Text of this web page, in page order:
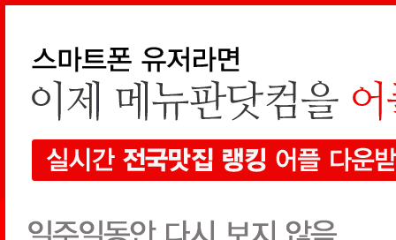
현재 지도에서 검색
음식점1개 검색
전체 상호순 추천글순 쿠폰순
(070) 7867-3390
추천글 0 쿠폰0
지역검색 선택하세요